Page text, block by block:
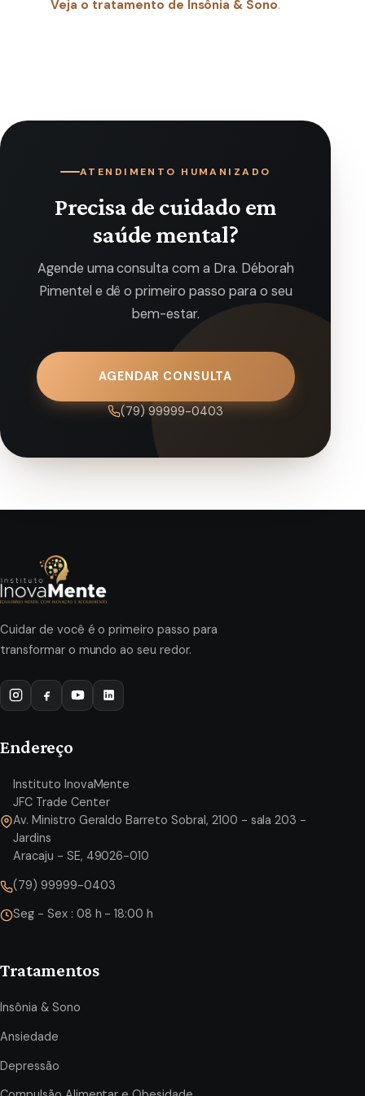
Veja o tratamento de Insônia & Sono.
ATENDIMENTO HUMANIZADO
Precisa de cuidado em
saúde mental?
Agende uma consulta com a Dra. Déborah
Pimentel e dê o primeiro passo para o seu
bem-estar.
AGENDAR CONSULTA
(79) 99999-0403
Cuidar de você é o primeiro passo para
transformar o mundo ao seu redor.
Endereço
Instituto InovaMente
JFC Trade Center
Av. Ministro Geraldo Barreto Sobral, 2100 - sala 203 -
Jardins
Aracaju - SE, 49026-010
(79) 99999-0403
Seg - Sex : 08 h - 18:00 h
Tratamentos
Insônia & Sono
Ansiedade
Depressão